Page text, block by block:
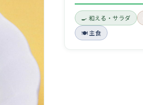
🍳 和える・サラダ
🍽 主食